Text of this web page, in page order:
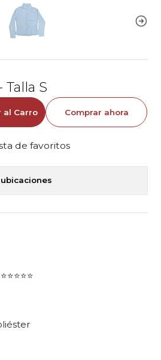
Talla S
al Carro Comprar ahora
de favoritos